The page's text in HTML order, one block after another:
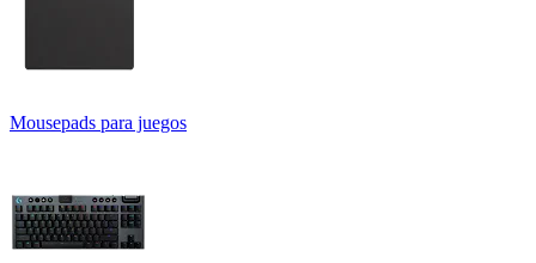
Mousepads para juegos